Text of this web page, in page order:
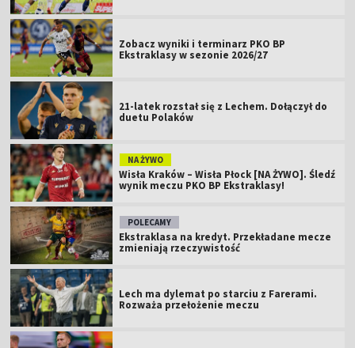
Zobacz wyniki i terminarz PKO BP
Ekstraklasy w sezonie 2026/27
21-latek rozstał się z Lechem. Dołączył do
duetu Polaków
NA ŻYWO
Wisła Kraków – Wisła Płock [NA ŻYWO]. Śledź
wynik meczu PKO BP Ekstraklasy!
POLECAMY
Ekstraklasa na kredyt. Przekładane mecze
zmieniają rzeczywistość
Lech ma dylemat po starciu z Farerami.
Rozważa przełożenie meczu